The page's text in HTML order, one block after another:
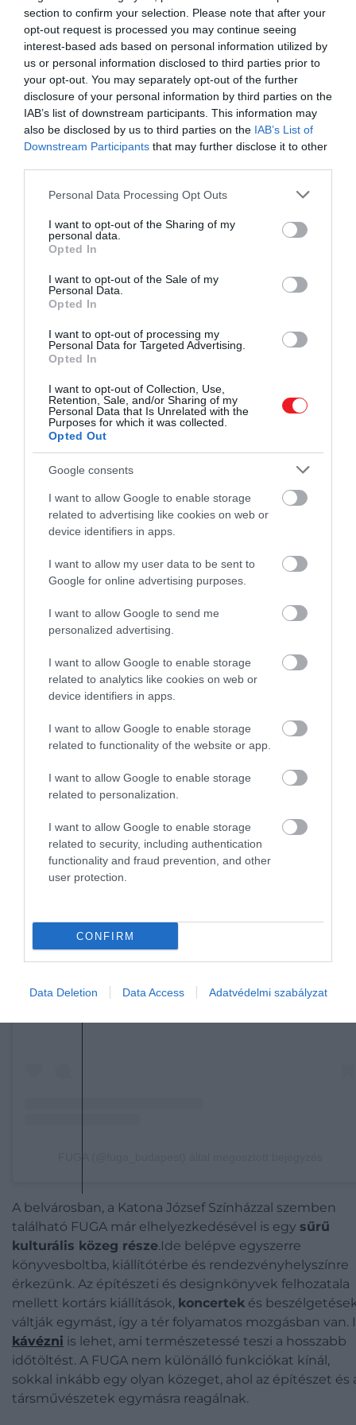
section to confirm your selection. Please note that after your
opt-out request is processed you may continue seeing
interest-based ads based on personal information utilized by
us or personal information disclosed to third parties prior to
your opt-out. You may separately opt-out of the further
disclosure of your personal information by third parties on the
IAB’s list of downstream participants. This information may
also be disclosed by us to third parties on the IAB’s List of
Downstream Participants that may further disclose it to other
Please note that this website/app uses one or more Google
not limited to your visit or usage behaviour. You may click to
grant or deny consent to Google and its third-party tags to
use your data for below specified purposes in below Google
consent section.
Personal Data Processing Opt Outs
I want to opt-out of the Sharing of my
personal data.
Opted In
I want to opt-out of the Sale of my
Personal Data.
Opted In
I want to opt-out of processing my
Personal Data for Targeted Advertising.
Opted In
I want to opt-out of Collection, Use,
Retention, Sale, and/or Sharing of my
Personal Data that Is Unrelated with the
Purposes for which it was collected.
Opted Out
Google consents
I want to allow Google to enable storage
related to advertising like cookies on web or
device identifiers in apps.
I want to allow my user data to be sent to
Google for online advertising purposes.
I want to allow Google to send me
personalized advertising.
I want to allow Google to enable storage
related to analytics like cookies on web or
device identifiers in apps.
I want to allow Google to enable storage
related to functionality of the website or app.
I want to allow Google to enable storage
related to personalization.
I want to allow Google to enable storage
related to security, including authentication
functionality and fraud prevention, and other
user protection.
CONFIRM
Data Deletion Data Access Adatvédelmi szabályzat
A bejegyzés megtekintése az Instagramon
A Magvető Kiadó irodalmi kávézója a Dohány utcában,
belváros sűrűjében kínál egy lassabb tempót.
polcokon a kiadó teljes kínálata sorakozik
, de a tér
egy könnyű reggeli mellett lehet belelapozni egy
kötetbe, napközben pedig csendesebb háttérként
szolgál az olvasáshoz vagy munkához.
ritmusa megváltozik, beszélgetések,
és kisebb előadások váltják egymást. A kávézó attól
mutatja, de minden változatában megmarad egyfajta
visszafogott, koncentrált hangulat.
4. FUGA – Budapesti Építészeti Központ
(V. kerület, Petőfi Sándor utca)
A belvárosban, a Katona József Színházzal szemben
található FUGA már elhelyezkedésével is egy sűrű
kulturális közeg része.Ide belépve egyszerre
könyvesboltba, kiállítótérbe és rendezvényhelyszínre
érkezünk. Az építészeti és designkönyvek felhozatala
mellett kortárs kiállítások, koncertek és
váltják egymást, így a tér folyamatos mozgásban van.
kávézni is lehet, ami természetessé teszi a hosszabb
időtöltést. A FUGA nem különálló funkciókat kínál,
sokkal inkább egy olyan közeget, ahol az építészet és
társművészetek egymásra reagálnak.